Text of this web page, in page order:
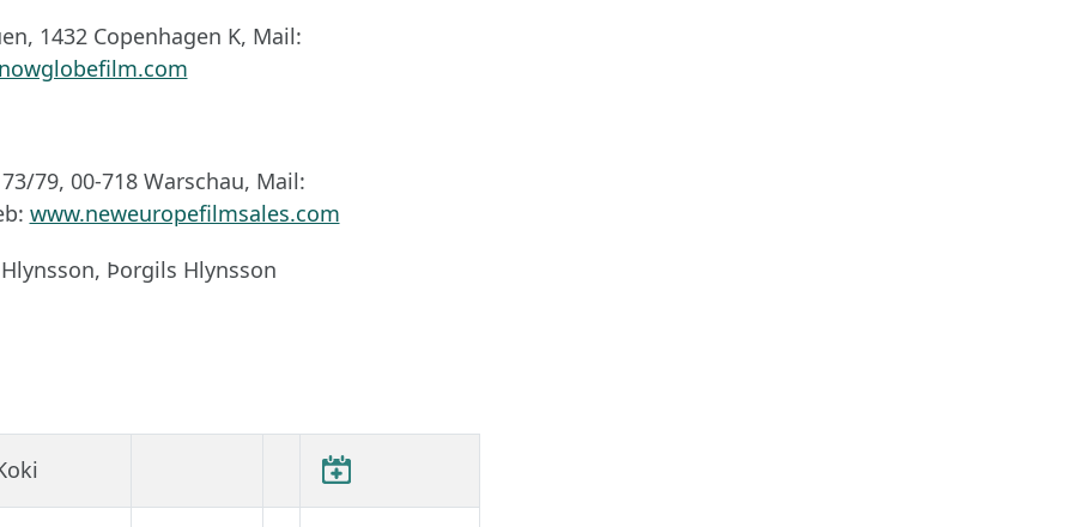
1432 Copenhagen K, Mail:
79, 00-718 Warschau, Mail:
www.neweuropefilmsales.com
Þorgils Hlynsson